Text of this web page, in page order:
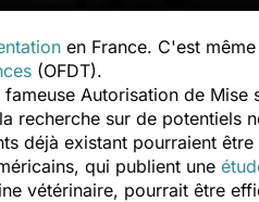
en France. C'est
(OFDT).
Autorisation de
recherche sur de potentiels
déjà existant pourraient être
qui publient une
vétérinaire, pourrait être